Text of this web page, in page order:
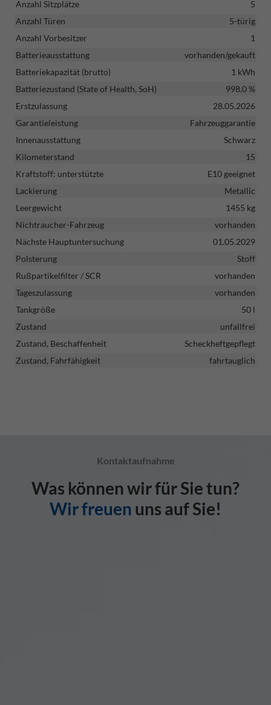
Anzahl Sitzplätze
5
Anzahl Türen
5-türig
Anzahl Vorbesitzer
1
Batterieausstattung
vorhanden/gekauft
Batteriekapazität (brutto)
1 kWh
Batteriezustand (State of Health, SoH)
998.0 %
Erstzulassung
28.05.2026
Garantieleistung
Fahrzeuggarantie
Innenausstattung
Schwarz
Kilometerstand
15
Kraftstoff: unterstützte
E10 geeignet
Lackierung
Metallic
Leergewicht
1455 kg
Nichtraucher-Fahrzeug
vorhanden
Nächste Hauptuntersuchung
01.05.2029
Polsterung
Stoff
Rußpartikelfilter / SCR
vorhanden
Tageszulassung
vorhanden
Tankgröße
50 l
Zustand
unfallfrei
Zustand, Beschaffenheit
Scheckheftgepflegt
Zustand, Fahrfähigkeit
fahrtauglich
Kontaktaufnahme
Was können wir für Sie tun?
Wir freuen uns auf Sie!